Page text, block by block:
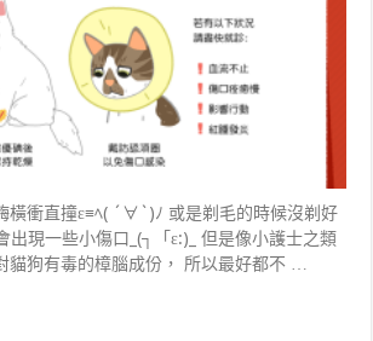
橫衝直撞ε≡ﾍ( ´∀`)ﾉ 或是剃毛的時候沒剃好
出現一些小傷口_(┐「ε:)_ 但是像小護士之類
貓狗有毒的樟腦成份， 所以最好都不 …